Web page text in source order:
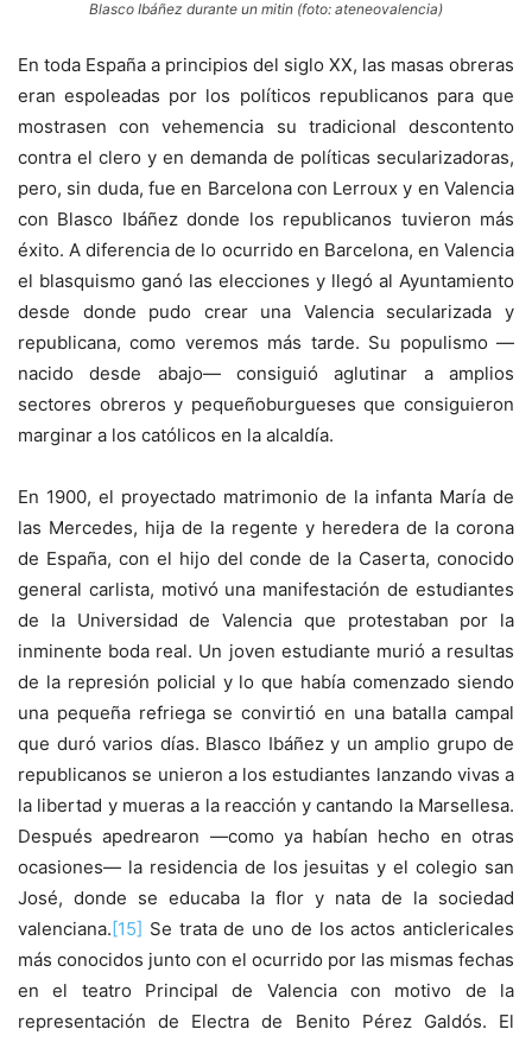
Blasco Ibáñez durante un mitin (foto: ateneovalencia)
En toda España a principios del siglo XX, las masas obreras
eran espoleadas por los políticos republicanos para que
mostrasen con vehemencia su tradicional descontento
contra el clero y en demanda de políticas secularizadoras,
pero, sin duda, fue en Barcelona con Lerroux y en Valencia
con Blasco Ibáñez donde los republicanos tuvieron más
éxito. A diferencia de lo ocurrido en Barcelona, en Valencia
el blasquismo ganó las elecciones y llegó al Ayuntamiento
desde donde pudo crear una Valencia secularizada y
republicana, como veremos más tarde. Su populismo —
nacido desde abajo— consiguió aglutinar a amplios
sectores obreros y pequeñoburgueses que consiguieron
marginar a los católicos en la alcaldía.
En 1900, el proyectado matrimonio de la infanta María de
las Mercedes, hija de la regente y heredera de la corona
de España, con el hijo del conde de la Caserta, conocido
general carlista, motivó una manifestación de estudiantes
de la Universidad de Valencia que protestaban por la
inminente boda real. Un joven estudiante murió a resultas
de la represión policial y lo que había comenzado siendo
una pequeña refriega se convirtió en una batalla campal
que duró varios días. Blasco Ibáñez y un amplio grupo de
republicanos se unieron a los estudiantes lanzando vivas a
la libertad y mueras a la reacción y cantando la Marsellesa.
Después apedrearon —como ya habían hecho en otras
ocasiones— la residencia de los jesuitas y el colegio san
José, donde se educaba la flor y nata de la sociedad
valenciana.[15] Se trata de uno de los actos anticlericales
más conocidos junto con el ocurrido por las mismas fechas
en el teatro Principal de Valencia con motivo de la
representación de Electra de Benito Pérez Galdós. El